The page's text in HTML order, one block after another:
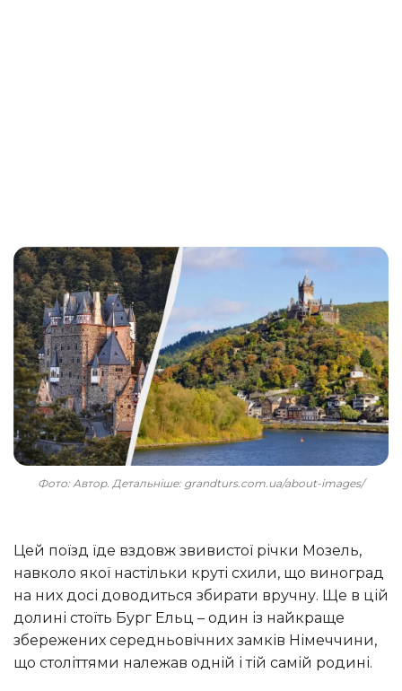
Фото: Автор. Детальніше: grandturs.com.ua/about-images/
Цей поїзд їде вздовж звивистої річки Мозель,
навколо якої настільки круті схили, що виноград
на них досі доводиться збирати вручну. Ще в цій
долині стоїть Бург Ельц – один із найкраще
збережених середньовічних замків Німеччини,
що століттями належав одній і тій самій родині.